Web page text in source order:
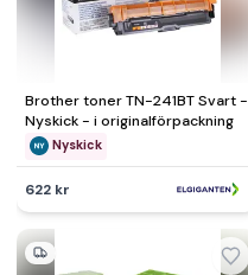
Brother toner TN-241BT Svart -
Nyskick - i originalförpackning
Nyskick
622 kr